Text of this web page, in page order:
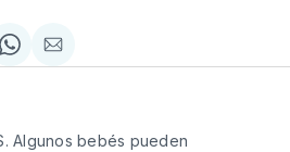
Share
on
Compartir
via
Algunos bebés pueden